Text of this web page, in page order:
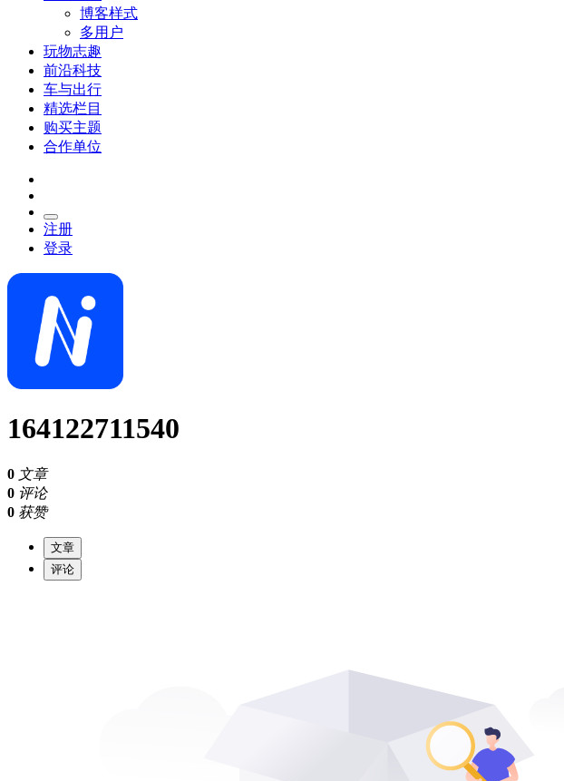
博客样式
多用户
玩物志趣
前沿科技
车与出行
精选栏目
购买主题
合作单位
注册
登录
164122711540
0 文章
0 评论
0 获赞
文章
评论